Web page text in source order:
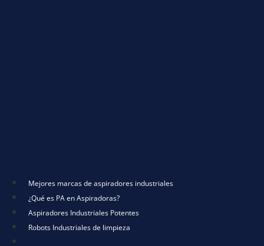
Mejores marcas de aspiradores industriales
¿Qué es PA en Aspiradoras?
Aspiradores Industriales Potentes
Robots Industriales de limpieza